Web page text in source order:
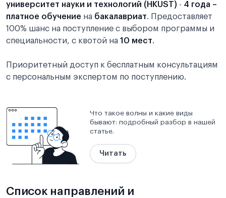
университет науки и технологий (HKUST) - 4 года –
платное обучение на бакалавриат. Предоставляет
100% шанс на поступление с выбором программы и
специальности, с квотой на 10 мест.
Приоритетный доступ к бесплатным консультациям
с персональным экспертом по поступлению.
Что такое волны и какие виды
бывают: подробный разбор в нашей
статье.
Читать
Список направлений и